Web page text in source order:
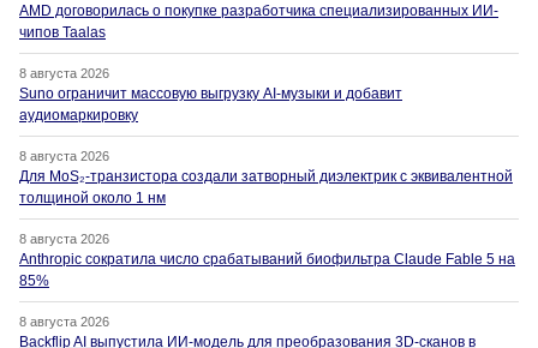
AMD договорилась о покупке разработчика специализированных ИИ-
чипов Taalas
8 августа 2026
Suno ограничит массовую выгрузку AI-музыки и добавит
аудиомаркировку
8 августа 2026
Для MoS₂-транзистора создали затворный диэлектрик с эквивалентной
толщиной около 1 нм
8 августа 2026
Anthropic сократила число срабатываний биофильтра Claude Fable 5 на
85%
8 августа 2026
Backflip AI выпустила ИИ-модель для преобразования 3D-сканов в